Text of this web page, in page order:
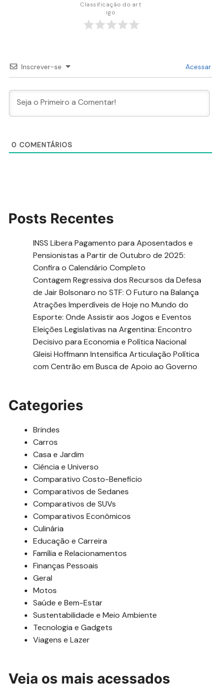
Classificação do art
igo
Inscrever-se Acessar
0 COMENTÁRIOS
Posts Recentes
INSS Libera Pagamento para Aposentados e
Pensionistas a Partir de Outubro de 2025:
Confira o Calendário Completo
Contagem Regressiva dos Recursos da Defesa
de Jair Bolsonaro no STF: O Futuro na Balança
Atrações Imperdíveis de Hoje no Mundo do
Esporte: Onde Assistir aos Jogos e Eventos
Eleições Legislativas na Argentina: Encontro
Decisivo para Economia e Política Nacional
Gleisi Hoffmann Intensifica Articulação Política
com Centrão em Busca de Apoio ao Governo
Categories
Brindes
Carros
Casa e Jardim
Ciência e Universo
Comparativo Costo-Beneficio
Comparativos de Sedanes
Comparativos de SUVs
Comparativos Econômicos
Culinária
Educação e Carreira
Família e Relacionamentos
Finanças Pessoais
Geral
Motos
Saúde e Bem-Estar
Sustentabilidade e Meio Ambiente
Tecnologia e Gadgets
Viagens e Lazer
Veja os mais acessados